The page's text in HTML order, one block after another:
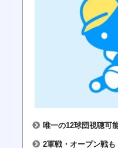
唯一の12球団視聴可
2軍戦・オープン戦も